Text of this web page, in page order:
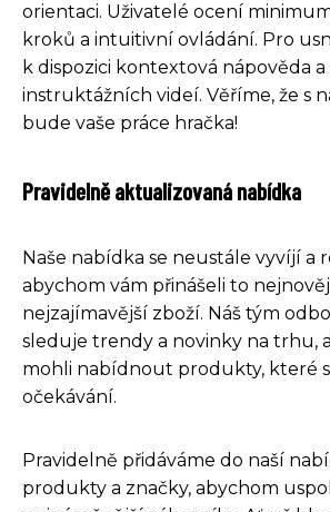
orientaci. Uživatelé ocení
kroků a intuitivní ovládání. Pro
k dispozici kontextová nápověda a
instruktážních videí. Věříme, že s
bude vaše práce hračka!
Pravidelně aktualizovaná nabídka
Naše nabídka se neustále vyvíjí a
abychom vám přinášeli to
nejzajímavější zboží. Náš tým
sleduje trendy a novinky na trhu,
mohli nabídnout produkty, které
očekávání.
Pravidelně přidáváme do naší
produkty a značky, abychom